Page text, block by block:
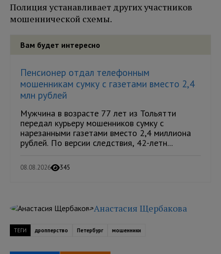
Полиция устанавливает других участников
мошеннической схемы.
Вам будет интересно
Пенсионер отдал телефонным
мошенникам сумку с газетами вместо 2,4
млн рублей
Мужчина в возрасте 77 лет из Тольятти
передал курьеру мошенников сумку с
нарезанными газетами вместо 2,4 миллиона
рублей. По версии следствия, 42-летн...
08.08.2026 345
Анастасия Щербакова
ТЕГИ дропперство Петербург мошенники